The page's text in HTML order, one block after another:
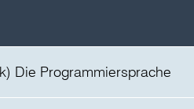
Die Programmiersprache